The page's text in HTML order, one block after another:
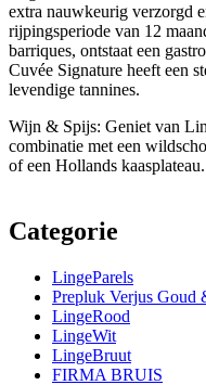
extra nauwkeurig verzorgd
rijpingsperiode van 12
barriques, ontstaat een
Cuvée Signature heeft een
levendige tannines.
Wijn & Spijs: Geniet van
combinatie met een
of een Hollands kaasplateau.
Categorie
LingeParels
Prepluk Verjus Goud
LingeRood
LingeWit
LingeBruut
FIRMA BRUIS